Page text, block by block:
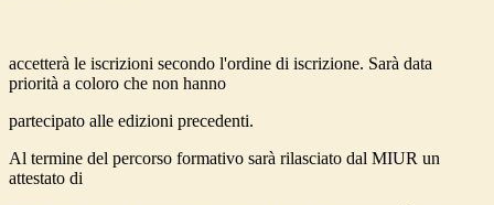
accetterà le iscrizioni secondo l'ordine di iscrizione. Sarà data
priorità a coloro che non hanno
partecipato alle edizioni precedenti.
Al termine del percorso formativo sarà rilasciato dal MIUR un
attestato di